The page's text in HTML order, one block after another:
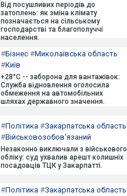
Від посушливих періодів до
затоплень: як зміна клімату
позначається на сільському
господарстві та благополуччі
населення.
#Бізнес #Миколаївська область
#Київ
+28°C -- заборона для вантажівок:
Служба відновлення оголосила
обмеження на автомобільних
шляхах державного значення.
#Політика #Закарпатська область
#Військовозобов'язаний
Незаконно виключали з військового
обліку: суд ухвалив арешт колишніх
посадовців ТЦК у Закарпатті.
#Політика #Закарпатська область